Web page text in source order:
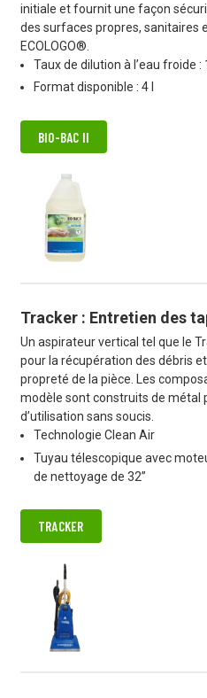
initiale et fournit une façon
des surfaces propres, sanitaires
ECOLOGO®.
Taux de dilution à l’eau froide :
Format disponible : 4 l
BIO-BAC II
Tracker : Entretien des
Un aspirateur vertical tel que le
pour la récupération des débris
propreté de la pièce. Les
modèle sont construits de métal
d’utilisation sans soucis.
Technologie Clean Air
Tuyau télescopique avec
de nettoyage de 32”
TRACKER